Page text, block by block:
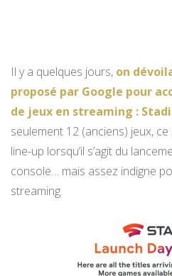
Il y a quelques jours, on
proposé par Google pour
de jeux en streaming :
seulement 12 (anciens) jeux,
line-up lorsqu’il s’agit du
console… mais assez indigne
streaming.